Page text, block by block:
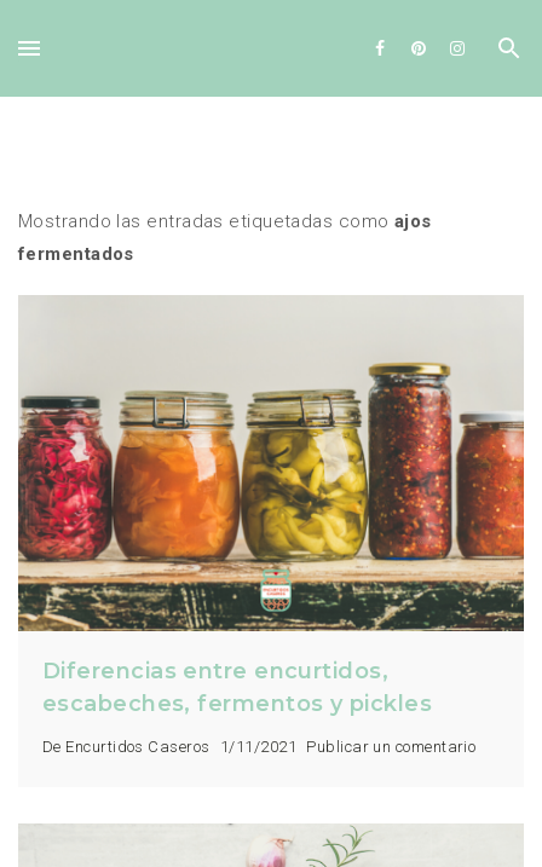
Mostrando las entradas etiquetadas como ajos
fermentados
Diferencias entre encurtidos,
escabeches, fermentos y pickles
De Encurtidos Caseros 1/11/2021 Publicar un comentario